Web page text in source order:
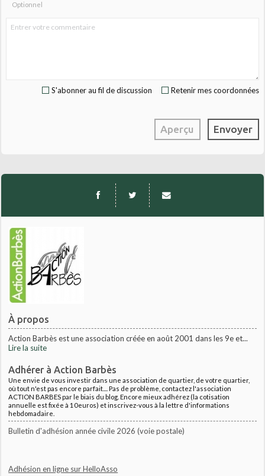
À propos
Action Barbès est une association créée en août 2001 dans les 9e et...
Lire la suite
Adhérer à Action Barbès
Une envie de vous investir dans une association de quartier, de votre quartier,
où tout n'est pas encore parfait.... Pas de problème, contactez l'association
ACTION BARBES par le biais du blog. Encore mieux adhérez (la cotisation
annuelle est fixée à 10euros) et inscrivez-vous à la lettre d'informations
hebdomadaire.
Bulletin d'adhésion année civile 2026 (voie postale)
Adhésion en ligne sur HelloAsso
Optionnel
Retenir mes coordonnées
S'abonner au fil de discussion